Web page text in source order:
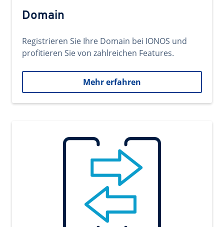
Domain
Registrieren Sie Ihre Domain bei IONOS und
profitieren Sie von zahlreichen Features.
Mehr erfahren